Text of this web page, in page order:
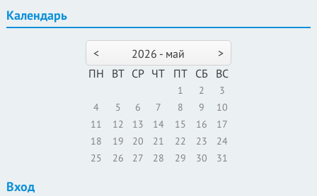
Календарь
< >
2026 - май
ПН
ВТ СР ЧТ ПТ СБ ВС
1 2
3
4
5 6 7 8 9
10
11
12 13 14 15 16
17
18
19 20 21 22 23
24
25
26 27 28 29 30 31
Вход